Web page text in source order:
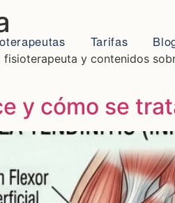
Tarifas
y contenidos
y cómo se